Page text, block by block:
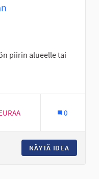
piirin alueelle tai
Seinäjoki
0
NÄYTÄ IDEA